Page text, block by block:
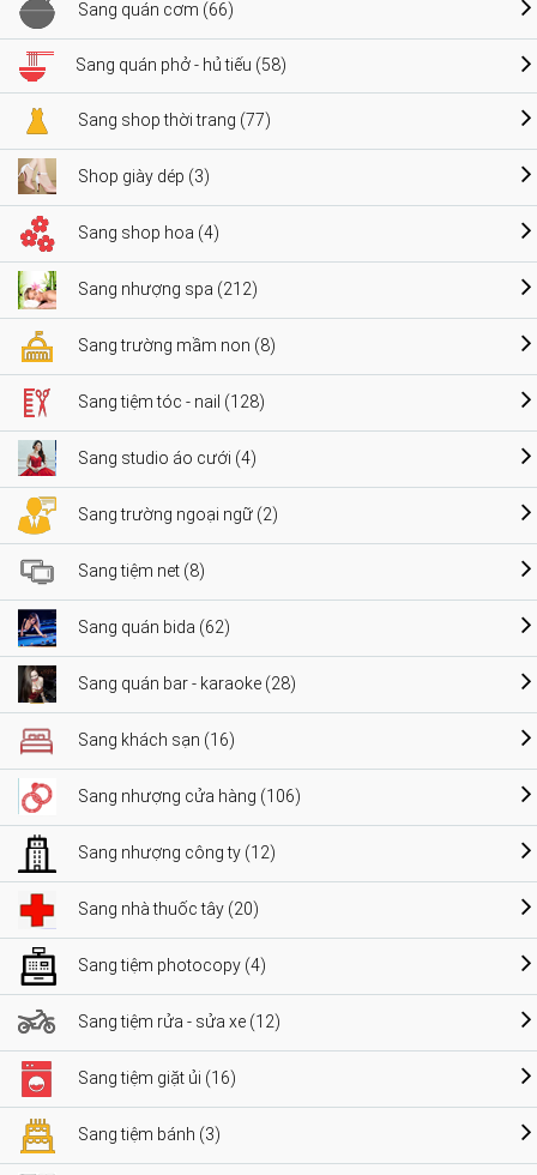
Sang quán cơm (66)
Sang quán phở - hủ tiếu (58)
Sang shop thời trang (77)
Shop giày dép (3)
Sang shop hoa (4)
Sang nhượng spa (212)
Sang trường mầm non (8)
Sang tiệm tóc - nail (128)
Sang studio áo cưới (4)
Sang trường ngoại ngữ (2)
Sang tiệm net (8)
Sang quán bida (62)
Sang quán bar - karaoke (28)
Sang khách sạn (16)
Sang nhượng cửa hàng (106)
Sang nhượng công ty (12)
Sang nhà thuốc tây (20)
Sang tiệm photocopy (4)
Sang tiệm rửa - sửa xe (12)
Sang tiệm giặt ủi (16)
Sang tiệm bánh (3)